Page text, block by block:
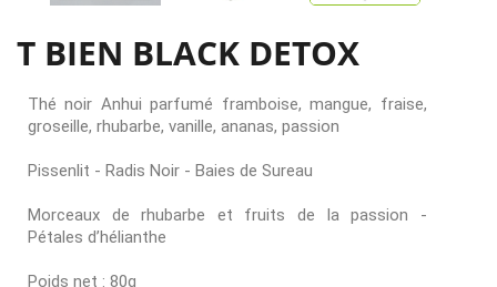
T BIEN BLACK DETOX
Thé noir Anhui parfumé framboise, mangue, fraise,
groseille, rhubarbe, vanille, ananas, passion
Pissenlit - Radis Noir - Baies de Sureau
Morceaux de rhubarbe et fruits de la passion -
Pétales d’hélianthe
Poids net : 80g